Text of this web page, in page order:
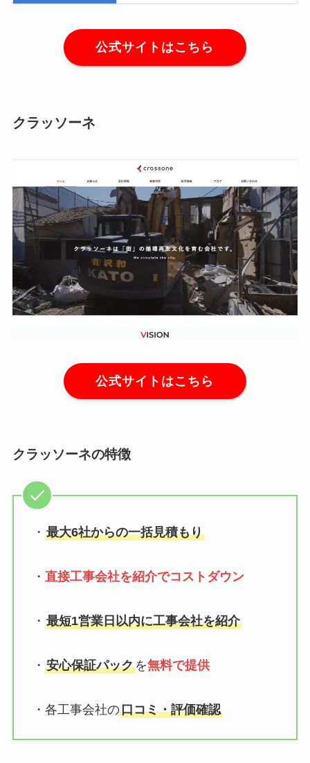
公式サイトはこちら
クラッソーネ
公式サイトはこちら
クラッソーネの特徴
・ 最大6社からの一括見積もり
・ 直接工事会社を紹介でコストダウン
・ 最短1営業日以内に工事会社を紹介
・ 安心保証パックを無料で提供
・各工事会社の口コミ・評価確認